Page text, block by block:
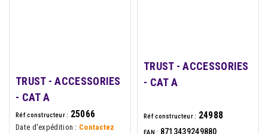
TRUST - ACCESSORIES
- CAT A
Réf constructeur : 25066
Date d'expédition : Contactez
TRUST - ACCESSORIES
- CAT A
Réf constructeur : 24988
EAN : 8713439249880